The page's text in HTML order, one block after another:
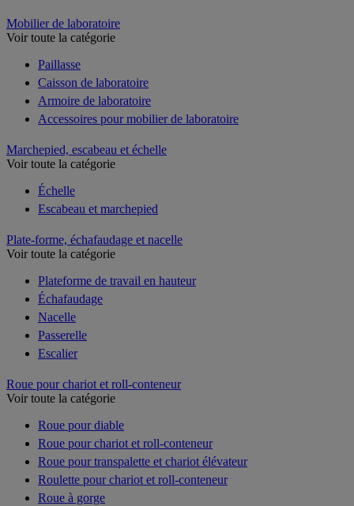
Mobilier de laboratoire
Voir toute la catégorie
Paillasse
Caisson de laboratoire
Armoire de laboratoire
Accessoires pour mobilier de laboratoire
Marchepied, escabeau et échelle
Voir toute la catégorie
Échelle
Escabeau et marchepied
Plate-forme, échafaudage et nacelle
Voir toute la catégorie
Plateforme de travail en hauteur
Échafaudage
Nacelle
Passerelle
Escalier
Roue pour chariot et roll-conteneur
Voir toute la catégorie
Roue pour diable
Roue pour chariot et roll-conteneur
Roue pour transpalette et chariot élévateur
Roulette pour chariot et roll-conteneur
Roue à gorge